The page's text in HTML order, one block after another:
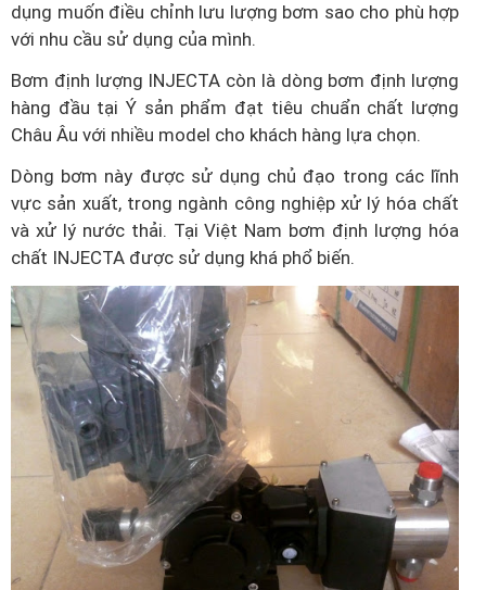
dụng muốn điều chỉnh lưu lượng bơm sao cho phù hợp
với nhu cầu sử dụng của mình.
Bơm định lượng INJECTA còn là dòng bơm định lượng
hàng đầu tại Ý sản phẩm đạt tiêu chuẩn chất lượng
Châu Âu với nhiều model cho khách hàng lựa chọn.
Dòng bơm này được sử dụng chủ đạo trong các lĩnh
vực sản xuất, trong ngành công nghiệp xử lý hóa chất
và xử lý nước thải. Tại Việt Nam bơm định lượng hóa
chất INJECTA được sử dụng khá phổ biến.